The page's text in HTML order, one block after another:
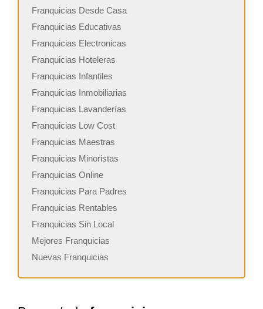
Franquicias Desde Casa
Franquicias Educativas
Franquicias Electronicas
Franquicias Hoteleras
Franquicias Infantiles
Franquicias Inmobiliarias
Franquicias Lavanderías
Franquicias Low Cost
Franquicias Maestras
Franquicias Minoristas
Franquicias Online
Franquicias Para Padres
Franquicias Rentables
Franquicias Sin Local
Mejores Franquicias
Nuevas Franquicias